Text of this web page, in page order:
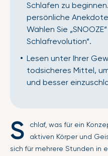
Schlafen zu
persönliche
Wählen Sie
Schlafrevolution“.
Lesen unter Ihrer
todsicheres Mittel,
und besser
S
chlaf, was für ein
aktiven Körper und
sich für mehrere Stunden in